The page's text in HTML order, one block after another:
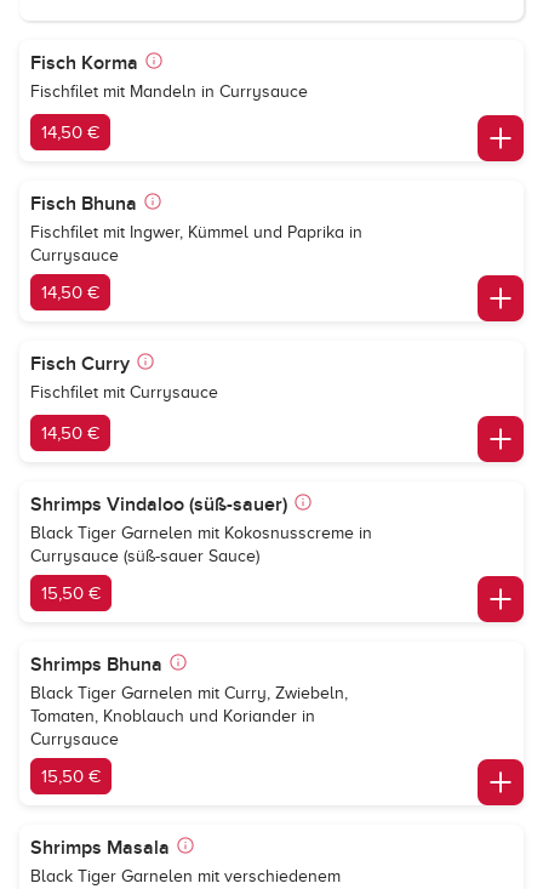
Fisch Korma
Fischfilet mit Mandeln in Currysauce
14,50 €
Fisch Bhuna
Fischfilet mit Ingwer, Kümmel und Paprika in
Currysauce
14,50 €
Fisch Curry
Fischfilet mit Currysauce
14,50 €
Shrimps Vindaloo (süß-sauer)
Black Tiger Garnelen mit Kokosnusscreme in
Currysauce (süß-sauer Sauce)
15,50 €
Shrimps Bhuna
Black Tiger Garnelen mit Curry, Zwiebeln,
Tomaten, Knoblauch und Koriander in
Currysauce
15,50 €
Shrimps Masala
Black Tiger Garnelen mit verschiedenem